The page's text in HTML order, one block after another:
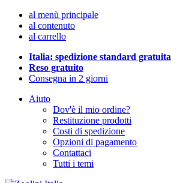
al menù principale
al contenuto
al carrello
Italia: spedizione standard gratuita
Reso gratuito
Consegna in 2 giorni
Aiuto
Dov'è il mio ordine?
Restituzione prodotti
Costi di spedizione
Opzioni di pagamento
Contattaci
Tutti i temi